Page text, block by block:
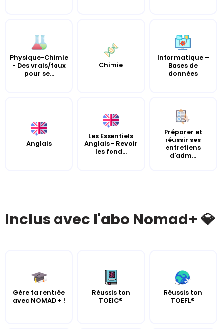
Physique-Chimie
- Des vrais/faux
pour se...
Chimie
Informatique –
Bases de
données
Anglais
Les Essentiels
Anglais - Revoir
les fond...
Préparer et
réussir ses
entretiens
d'adm...
Inclus avec l'abo Nomad+ 💎
Gère ta rentrée
avec NOMAD + !
Réussis ton
TOEIC®
Réussis ton
TOEFL®